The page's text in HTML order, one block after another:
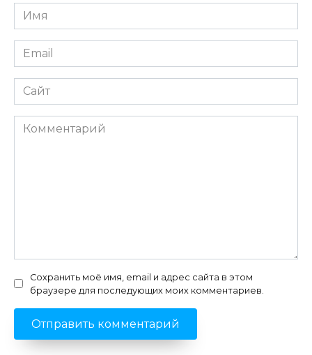
Имя
*
Email
*
Сайт
Комментарий
Сохранить моё имя, email и адрес сайта в этом
браузере для последующих моих комментариев.